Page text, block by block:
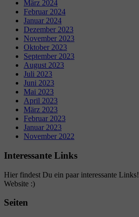
März 2024
Februar 2024
Januar 2024
Dezember 2023
November 2023
Oktober 2023
September 2023
August 2023
Juli 2023
Juni 2023
Mai 2023
April 2023
März 2023
Februar 2023
Januar 2023
November 2022
Interessante Links
Hier findest Du ein paar interessante
Website :)
Seiten